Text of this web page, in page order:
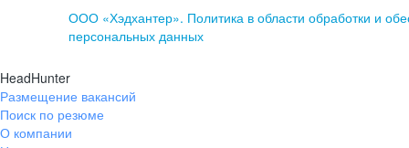
ООО «Хэдхантер». Политика в области обработки и
персональных данных
HeadHunter
Размещение вакансий
Поиск по резюме
О компании